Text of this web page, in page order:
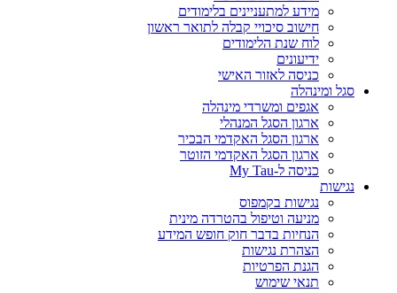
מידע למתעניינים בלימודים
חישוב סיכויי קבלה לתואר ראשון
לוח שנת הלימודים
ידיעונים
כניסה לאזור האישי
סגל ומינהלה
אגפים ומשרדי מינהלה
ארגון הסגל המנהלי
ארגון הסגל האקדמי הבכיר
ארגון הסגל האקדמי הזוטר
כניסה ל-My Tau
נגישות
נגישות בקמפוס
מניעה וטיפול בהטרדה מינית
הנחיות בדבר חוק חופש המידע
הצהרת נגישות
הגנת הפרטיות
תנאי שימוש